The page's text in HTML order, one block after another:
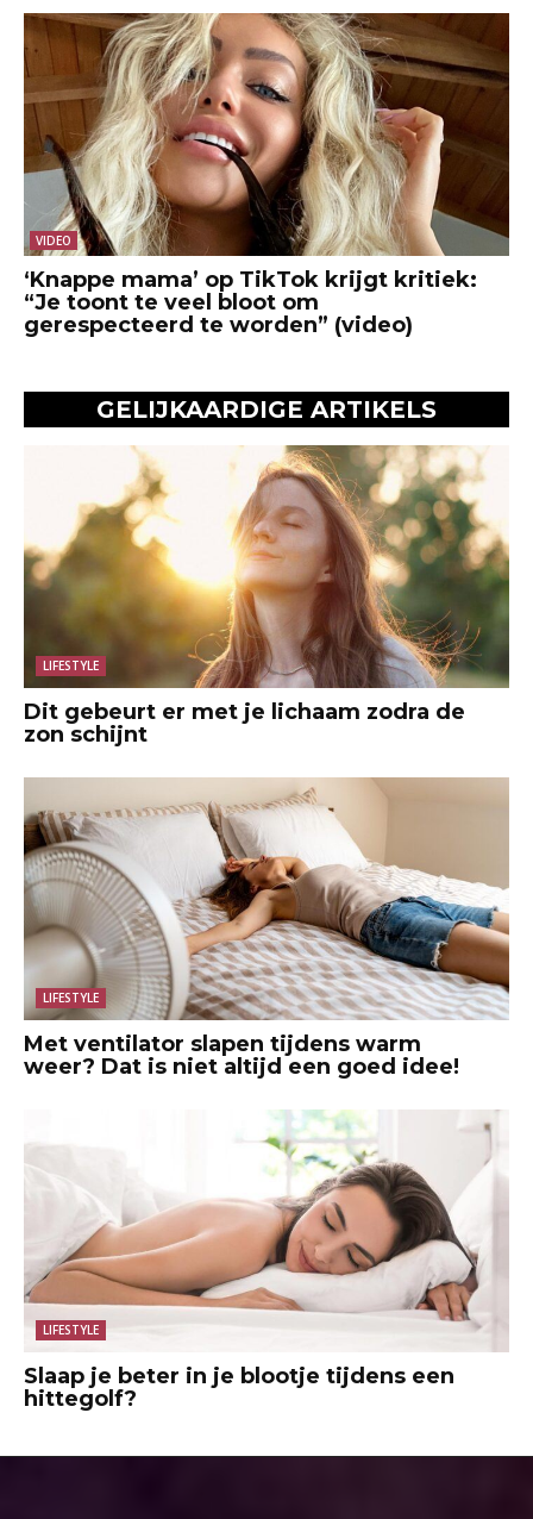
VIDEO
‘Knappe mama’ op TikTok krijgt kritiek:
“Je toont te veel bloot om
gerespecteerd te worden” (video)
GELIJKAARDIGE ARTIKELS
LIFESTYLE
Dit gebeurt er met je lichaam zodra de
zon schijnt
LIFESTYLE
Met ventilator slapen tijdens warm
weer? Dat is niet altijd een goed idee!
LIFESTYLE
Slaap je beter in je blootje tijdens een
hittegolf?